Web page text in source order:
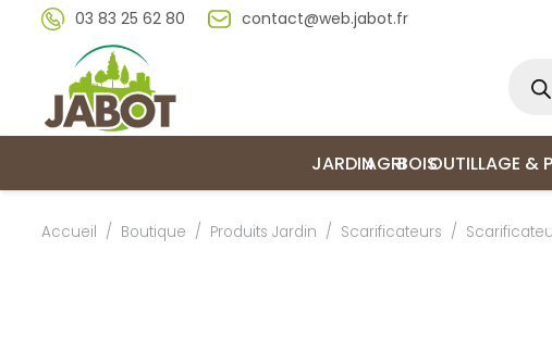
03 83 25 62 80 contact@web.jabot.fr
JARDINAGRIBOISOUTILLAGE &
Accueil / Boutique / Produits Jardin / Scarificateurs /